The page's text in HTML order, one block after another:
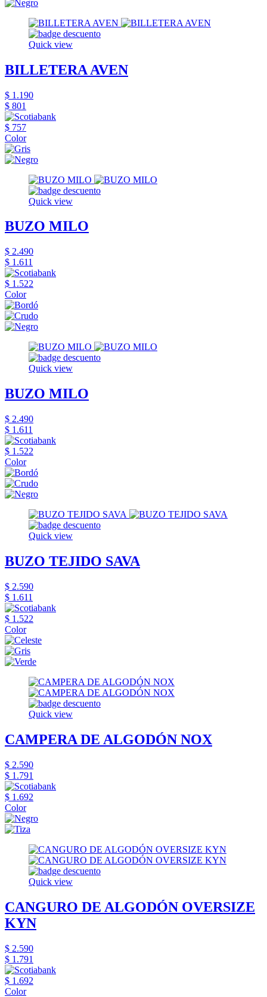
Quick view
BILLETERA AVEN
$ 1.190
$ 801
$ 757
Color
Quick view
BUZO MILO
$ 2.490
$ 1.611
$ 1.522
Color
Quick view
BUZO MILO
$ 2.490
$ 1.611
$ 1.522
Color
Quick view
BUZO TEJIDO SAVA
$ 2.590
$ 1.611
$ 1.522
Color
Quick view
CAMPERA DE ALGODÓN NOX
$ 2.590
$ 1.791
$ 1.692
Color
Quick view
CANGURO DE ALGODÓN OVERSIZE
KYN
$ 2.590
$ 1.791
$ 1.692
Color